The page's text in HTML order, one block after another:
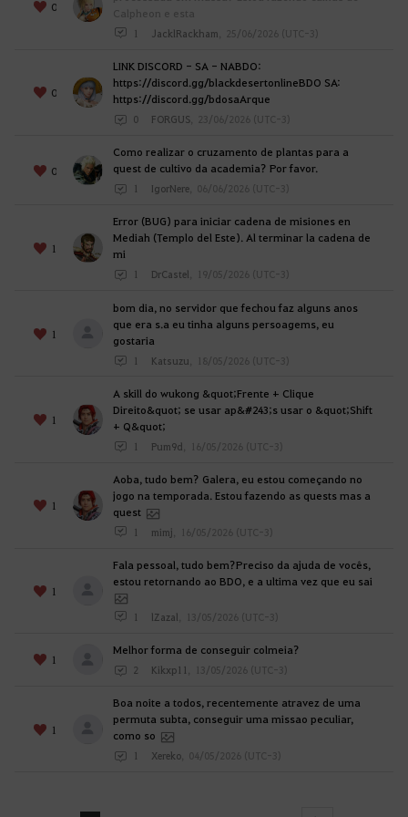
e
s
a
r
a
á
g
i
n
a
e
L
o
i
n
?
0
Calpheon e esta
1 JacklRackham 25/06/2026 (UTC-3)
0
LINK DISCORD - SA - NABDO:
https://discord.gg/blackdesertonlineBDO SA:
https://discord.gg/bdosaArque
0 FORGUS 23/06/2026 (UTC-3)
0
Como realizar o cruzamento de plantas para a
quest de cultivo da academia? Por favor.
1 IgorNere 06/06/2026 (UTC-3)
1
Error (BUG) para iniciar cadena de misiones en
Mediah (Templo del Este). Al terminar la cadena de
mi
1 DrCastel 19/05/2026 (UTC-3)
1
bom dia, no servidor que fechou faz alguns anos
que era s.a eu tinha alguns persoagems, eu
gostaria
1 Katsuzu 18/05/2026 (UTC-3)
1
A skill do wukong &quot;Frente + Clique
Direito&quot; se usar ap&#243;s usar o &quot;Shift
+ Q&quot;
1 Pum9d 16/05/2026 (UTC-3)
1
Aoba, tudo bem? Galera, eu estou começando no
jogo na temporada. Estou fazendo as quests mas a
quest
1 mimj 16/05/2026 (UTC-3)
1
Fala pessoal, tudo bem?Preciso da ajuda de vocês,
estou retornando ao BDO, e a ultima vez que eu sai
1 lZazal 13/05/2026 (UTC-3)
1
Melhor forma de conseguir colmeia?
2 Kikxp11 13/05/2026 (UTC-3)
1
Boa noite a todos, recentemente atravez de uma
permuta subta, conseguir uma missao peculiar,
como so
1 Xereko 04/05/2026 (UTC-3)